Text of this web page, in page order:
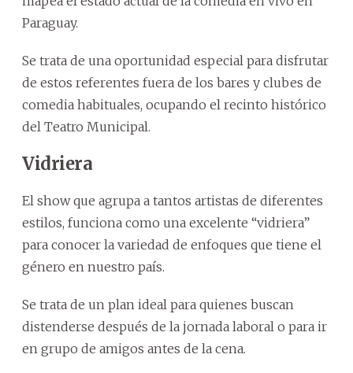
Paraguay.
Se trata de una oportunidad especial para disfrutar
de estos referentes fuera de los bares y clubes de
comedia habituales, ocupando el recinto histórico
del Teatro Municipal.
Vidriera
El show que agrupa a tantos artistas de diferentes
estilos, funciona como una excelente “vidriera”
para conocer la variedad de enfoques que tiene el
género en nuestro país.
Se trata de un plan ideal para quienes buscan
distenderse después de la jornada laboral o para ir
en grupo de amigos antes de la cena.